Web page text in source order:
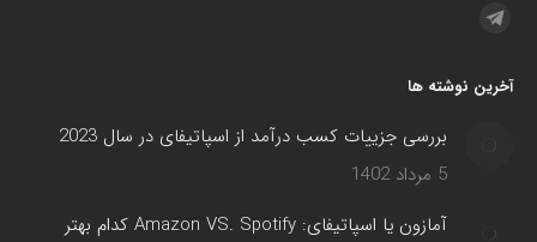
مارا در اینجا پیدا کنید:
آخرین نوشته ها
بررسی جزییات کسب درآمد از اسپاتیفای در سال 2023
5 مرداد 1402
آمازون یا اسپاتیفای: Amazon VS. Spotify کدام بهتر